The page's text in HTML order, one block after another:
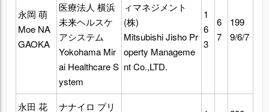
永岡 萌
Moe NA
GAOKA
医療法人 横浜
未来ヘルスケ
アシステム
Yokohama Mir
ai Healthcare S
ystem
ィマネジメント
(株)
Mitsubishi Jisho Pr
operty Manageme
nt Co.,LTD.
1
6
3
6
7
199
9/6/7
永田 花
ナナイロ プリ